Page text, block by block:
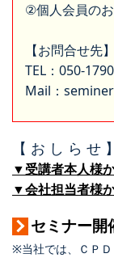
②個人会員の
【お問合せ先】
TEL：050-
Mail：
【 お し ら せ 】
▼受講者本人様
▼会社担当者様
セミナー開
※当社では、ＣＰ